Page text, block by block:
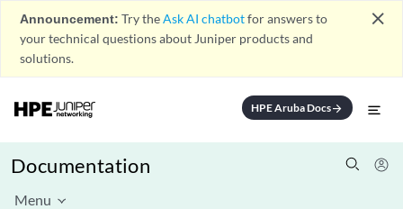
Announcement: Try theAsk AI chatbotfor answers to
your technical questions about Juniper products and
solutions.
close
HPE Aruba Docsarrow_forward
Documentation
Menu